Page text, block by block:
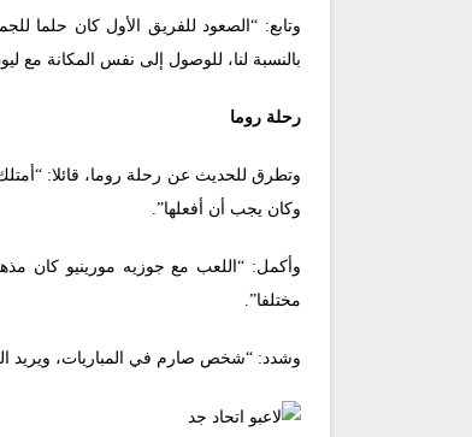
وتابع: “الصعود للفريق الأول كان حلما
بالنسبة لنا، للوصول إلى نفس المكانة مع
رحلة روما
وتطرق للحديث عن رحلة روما، قائلا:
وكان يجب أن أفعلها”.
وأكمل: “اللعب مع جوزيه مورينيو كان
مختلفا”.
وشدد: “شخص صارم في المباريات، ويريد